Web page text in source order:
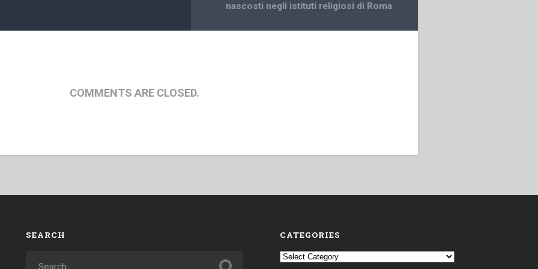
nascosti negli istituti religiosi di Roma
COMMENTS ARE CLOSED.
SEARCH CATEGORIES
Categories